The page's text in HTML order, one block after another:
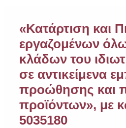
Χρήσιμοι Σύνδεσμοι
«Κατάρτιση και
εργαζομένων
κλάδων του
σε αντικείμενα
προώθησης και
προϊόντων», με
5035180